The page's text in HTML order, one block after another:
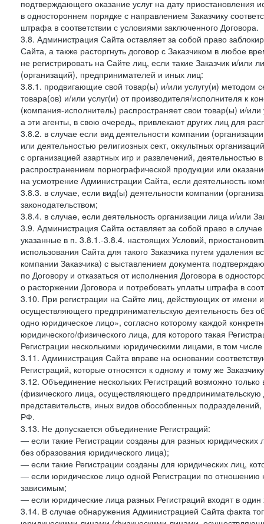
подтверждающего оказание услуг на дату приостановления
в одностороннем порядке с направлением Заказчику
штрафа в соответствии с условиями заключенного Договора.
3.8. Администрация Сайта оставляет за собой право
Сайта, а также расторгнуть договор с Заказчиком в любое
не регистрировать на Сайте лиц, если такие Заказчик и/
(организаций), предпринимателей и иных лиц:
3.8.1. продвигающие свой товар(ы) и/или услугу(и) методом
товара(ов) и/или услуг(и) от производителя/исполнителя к
(компания-исполнитель) распространяет свои товар(ы) и/
а эти агенты, в свою очередь, привлекают других лиц для
3.8.2. в случае если вид деятельности компании
или деятельностью религиозных сект, оккультных
с организацией азартных игр и развлечений,
распространением порнографической продукции или
на усмотрение Администрации Сайта, если деятельность
3.8.3. в случае, если вид(ы) деятельности компании
законодательством;
3.8.4. в случае, если деятельность организации лица и/или
3.9. Администрация Сайта оставляет за собой право в
указанные в п. 3.8.1.-3.8.4. настоящих Условий,
использования Сайта для такого Заказчика путем
компании Заказчика) с выставлением документа
по Договору и отказаться от исполнения Договора в
о расторжении Договора и потребовать уплаты штрафа в
3.10. При регистрации на Сайте лиц, действующих от имени
осуществляющего предпринимательскую деятельность без
одно юридическое лицо», согласно которому каждой
юридического/физического лица, для которого такая
Регистрации несколькими юридическими лицами, в том
3.11. Администрация Сайта вправе на основании
Регистраций, которые относятся к одному и тому же
3.12. Объединение нескольких Регистраций возможно
(физического лица, осуществляющего
представительств, иных видов обособленных
РФ.
3.13. Не допускается объединение Регистраций:
— если такие Регистрации созданы для разных
без образования юридического лица);
— если такие Регистрации созданы для юридических лиц,
— если юридическое лицо одной Регистрации по отношению
зависимым;
— если юридические лица разных Регистраций входят в
3.14. В случае обнаружения Администрацией Сайта факта